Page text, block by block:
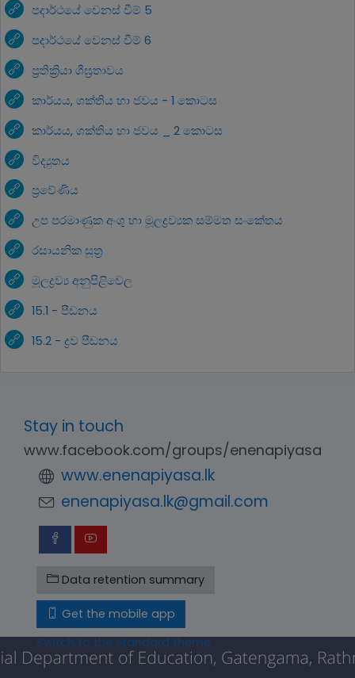
පදාර්ථයේ වෙනස් වීම් 5
පදාර්ථයේ වෙනස් වීම් 6
ප්‍රතික්‍රියා ශීඝ්‍රතාවය
කාර්යය, ශක්තිය හා ජවය - 1 කොටස
කාර්යය, ශක්තිය හා ජවය _ 2 කොටස
විද්‍යුතය
ප්‍රවේණිය
උප පරමාණුක අංශු හා මූලද්‍රව්‍යක සම්මත සංකේතය
රසායනික සූත්‍ර
මූලද්‍රව්‍ය අනුපිළිවෙල
15.1 - පීඩනය
15.2 - ද්‍රව පීඩනය
Stay in touch
www.facebook.com/groups/enenapiyasa
www.enenapiyasa.lk
enenapiyasa.lk@gmail.com
Data retention summary
Get the mobile app
Switch to the standard theme